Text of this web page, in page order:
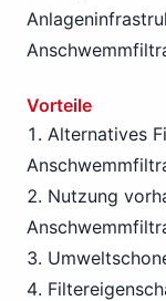
Vorteile
Alternatives
Nutzung